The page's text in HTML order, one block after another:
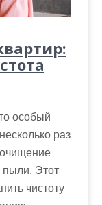
особый
раз
пыли. Этот
чистоту